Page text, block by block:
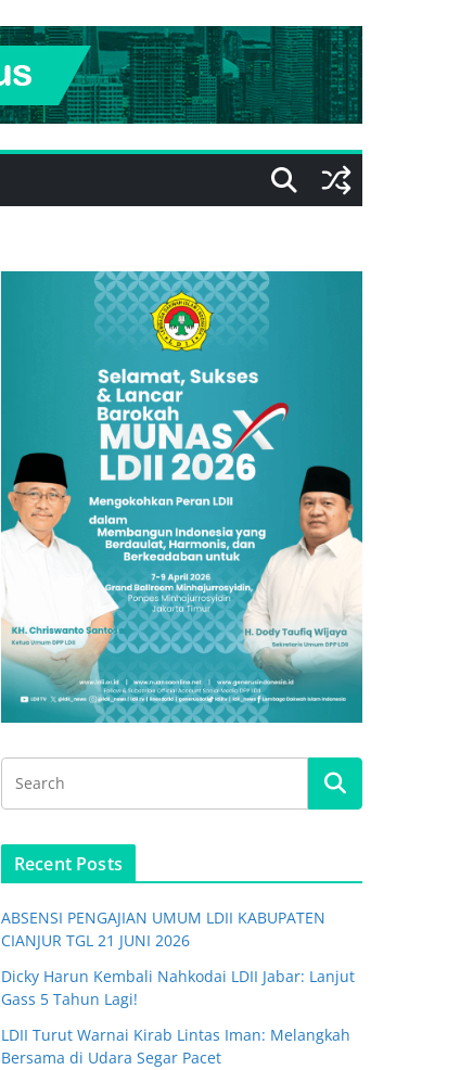
Recent Posts
ABSENSI PENGAJIAN UMUM LDII KABUPATEN
CIANJUR TGL 21 JUNI 2026
Dicky Harun Kembali Nahkodai LDII Jabar: Lanjut
Gass 5 Tahun Lagi!
LDII Turut Warnai Kirab Lintas Iman: Melangkah
Bersama di Udara Segar Pacet